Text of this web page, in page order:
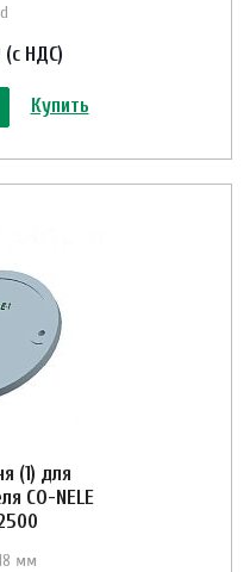
(с НДС)
Купить
(1) для
CO-NELE
мм